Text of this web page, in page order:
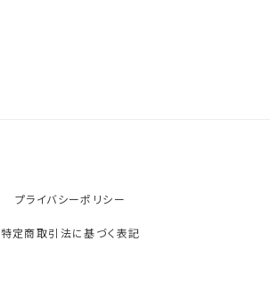
プライバシーポリシー
特定商取引法に基づく表記